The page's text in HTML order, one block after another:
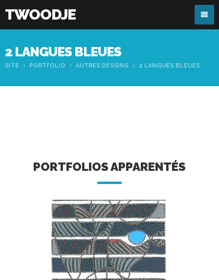
TWOODJE
2 LANGUES BLEUES
SITE PORTFOLIO AUTRES DESSINS 2 LANGUES BLEUES
PORTFOLIOS APPARENTÉS